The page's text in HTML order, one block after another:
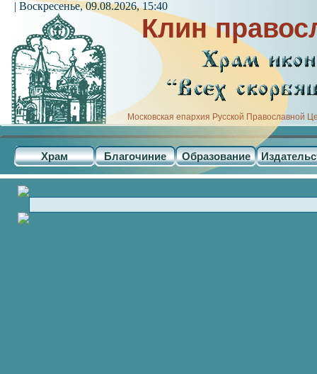
Клин
Московская епархия Русской Православной
Храм Благочиние Образование
| Воскресенье, 09.08.2026, 15:40